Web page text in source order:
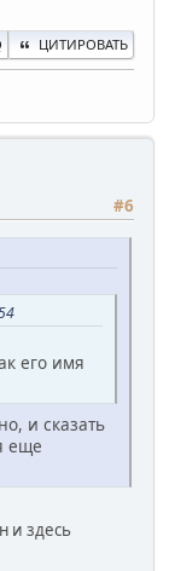
ЦИТИРОВАТЬ
#6
его имя
и сказать
еще
и здесь